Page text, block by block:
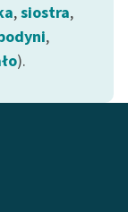
,siostra,
,
).